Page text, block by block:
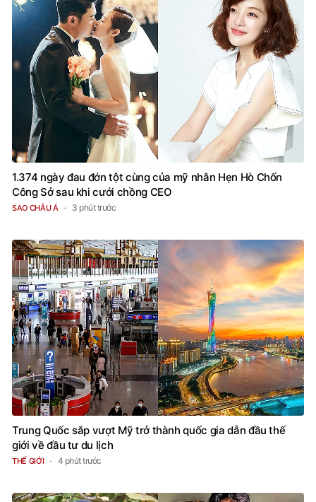
1.374 ngày đau đớn tột cùng của mỹ nhân Hẹn Hò Chốn
Công Sở sau khi cưới chồng CEO
SAO CHÂU Á 3 phút trước
Trung Quốc sắp vượt Mỹ trở thành quốc gia dẫn đầu thế
giới về đầu tư du lịch
THẾ GIỚI 4 phút trước